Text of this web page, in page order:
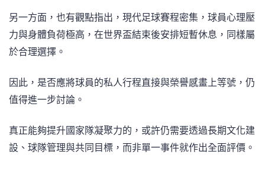
另一方面，也有觀點指出，現代足球賽程密集，球員心理壓
力與身體負荷極高，在世界盃結束後安排短暫休息，同樣屬
於合理選擇。
因此，是否應將球員的私人行程直接與榮譽感畫上等號，仍
值得進一步討論。
真正能夠提升國家隊凝聚力的，或許仍需要透過長期文化建
設、球隊管理與共同目標，而非單一事件就作出全面評價。